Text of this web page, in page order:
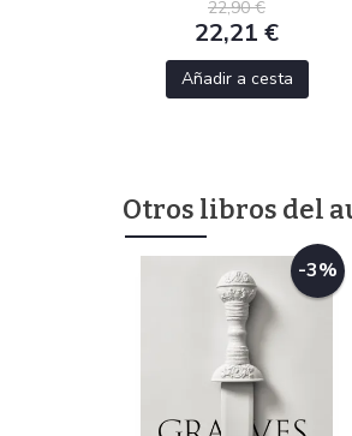
22,90 €
22,21 €
Añadir a cesta
Otros libros del
-3%